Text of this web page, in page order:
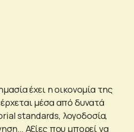
έχει η οικονομία της
μέσα από δυνατά
standards, λογοδοσία,
Αξίες που μπορεί να